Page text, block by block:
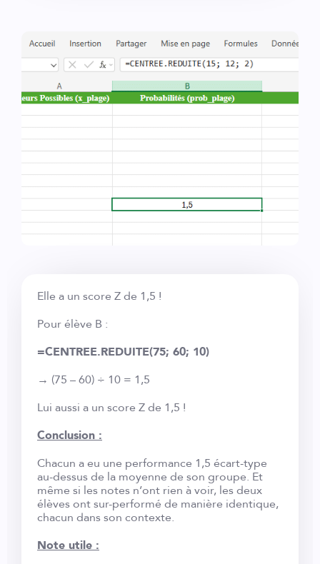
Elle a un score Z de 1,5 !
Pour élève B :
=CENTREE.REDUITE(75; 60; 10)
→ (75 – 60) ÷ 10 = 1,5
Lui aussi a un score Z de 1,5 !
Conclusion :
Chacun a eu une performance 1,5 écart-type
au-dessus de la moyenne de son groupe. Et
même si les notes n’ont rien à voir, les deux
élèves ont sur-performé de manière identique,
chacun dans son contexte.
Note utile :